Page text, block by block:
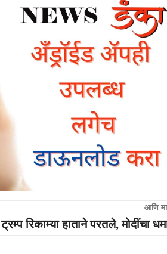
आणि
ट्रम्प रिकाम्या हाताने परतले, मोदींचा